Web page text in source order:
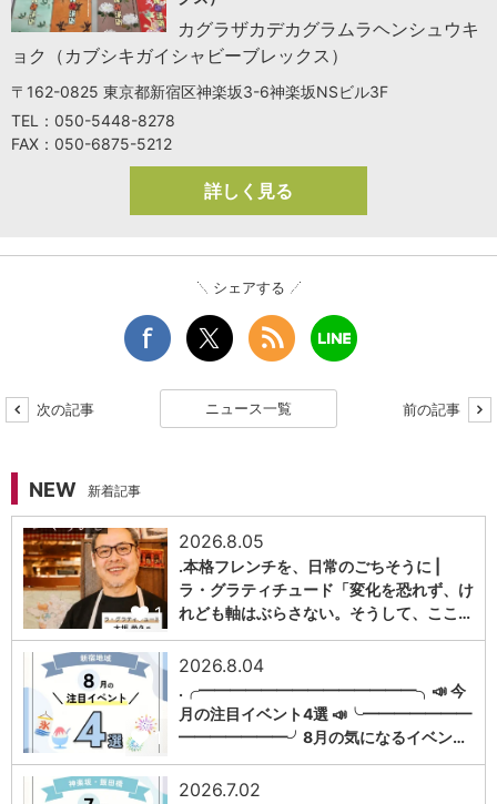
カグラザカデカグラムラヘンシュウキ
ョク（カブシキガイシャビーブレックス）
〒162-0825 東京都新宿区神楽坂3-6神楽坂NSビル3F
TEL：050-5448-8278
FAX：050-6875-5212
詳しく見る
シェアする
次の記事 ニュース一覧 前の記事
NEW 新着記事
1
2026.8.05
.本格フレンチを、日常のごちそうに |
ラ・グラティチュード「変化を恐れず、け
れども軸はぶらさない。そうして、ここ…
1
2026.8.04
.╭━━━━━━━━━━━━━━╮📣 今
月の注目イベント4選 📣╰━━━━━━━
━━━━━━━╯8月の気になるイベン…
2026.7.02